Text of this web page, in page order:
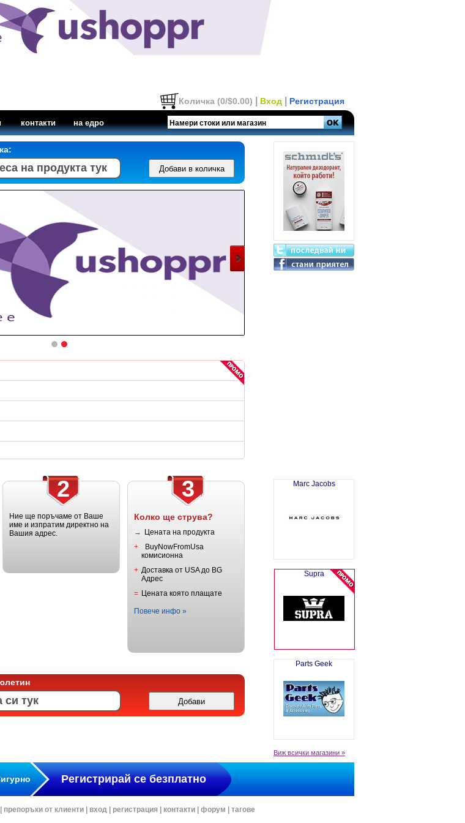
Количка (0/$0.00) Вход Регистрация
контакти на едро
2
Ние ще поръчаме от Ваше
име и изпратим директно на
Вашия адрес.
3
Колко ще струва?
→
Цената на продукта
+
BuyNowFromUsa
комисионна
+ Доставка от USA до BG
Адрес
= Цената която плащате
Повече инфо »
Marc Jacobs
Supra
Parts Geek
Виж всички магазини »
Регистрирай се безплатно
препоръки от клиенти вход регистрация контакти форум тагове